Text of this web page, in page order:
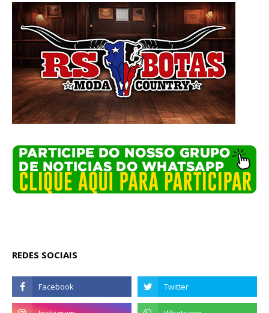
REDES SOCIAIS